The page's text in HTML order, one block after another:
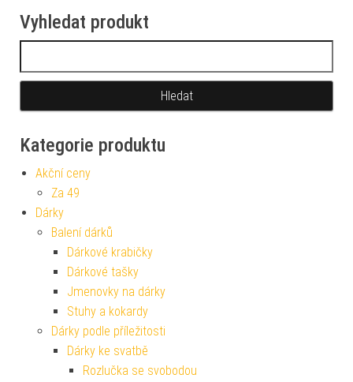
Vyhledat produkt
Kategorie produktu
Akční ceny
Za 49
Dárky
Balení dárků
Dárkové krabičky
Dárkové tašky
Jmenovky na dárky
Stuhy a kokardy
Dárky podle příležitosti
Dárky ke svatbě
Rozlučka se svobodou